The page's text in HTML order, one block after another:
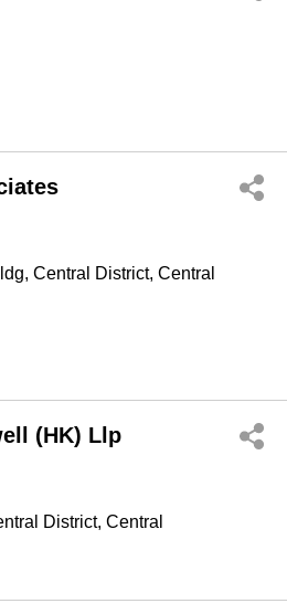
Central District, Central
(HK) Llp
District, Central